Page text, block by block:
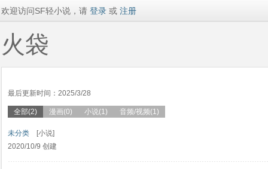
欢迎访问SF轻小说，请 登录 或 注册
火袋
最后更新时间：2025/3/28
全部(2) 漫画(0) 小说(1) 音频/视频(1)
未分类 [小说]
2020/10/9 创建